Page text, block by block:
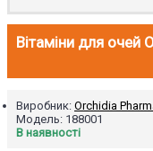
Вітаміни для очей
Виробник: Orchidia
Модель: 188001
В наявності